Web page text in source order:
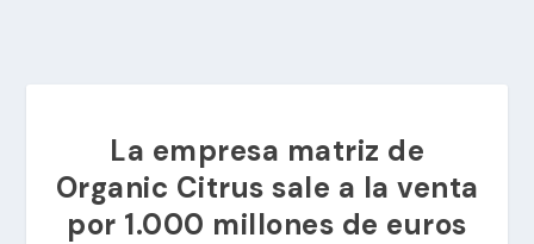
La empresa matriz de
Organic Citrus sale a la venta
por 1.000 millones de euros